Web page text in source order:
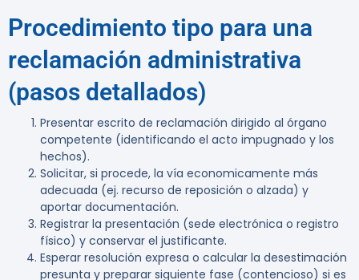
Procedimiento tipo para una
reclamación administrativa
(pasos detallados)
Presentar escrito de reclamación dirigido al órgano
competente (identificando el acto impugnado y los
hechos).
Solicitar, si procede, la vía economicamente más
adecuada (ej. recurso de reposición o alzada) y
aportar documentación.
Registrar la presentación (sede electrónica o registro
físico) y conservar el justificante.
Esperar resolución expresa o calcular la desestimación
presunta y preparar siguiente fase (contencioso) si es